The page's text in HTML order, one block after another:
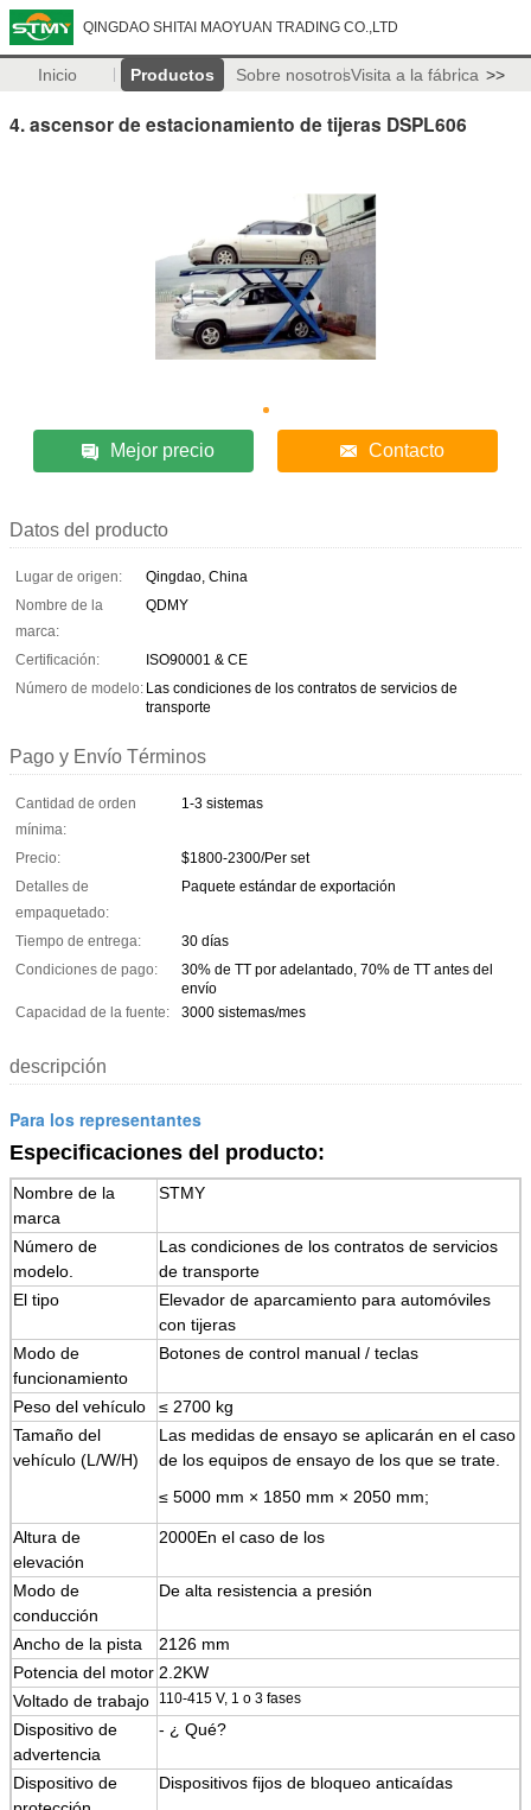
QINGDAO SHITAI MAOYUAN TRADING CO.,LTD
Inicio Productos Sobre nosotrosVisita a la fábrica >>
4. ascensor de estacionamiento de tijeras DSPL606
Mejor precio Contacto
Datos del producto
Lugar de origen:
Qingdao, China
Nombre de la
marca:
QDMY
Certificación:
ISO90001 & CE
Número de modelo: Las condiciones de los contratos de servicios de
transporte
Pago y Envío Términos
Cantidad de orden
mínima:
1-3 sistemas
Precio:
$1800-2300/Per set
Detalles de
empaquetado:
Paquete estándar de exportación
Tiempo de entrega:
30 días
Condiciones de pago:
30% de TT por adelantado, 70% de TT antes del
envío
Capacidad de la fuente:
3000 sistemas/mes
descripción
Para los representantes
Especificaciones del producto:
Nombre de la
marca
STMY
Número de
modelo.
Las condiciones de los contratos de servicios
de transporte
El tipo
Elevador de aparcamiento para automóviles
con tijeras
Modo de
funcionamiento
Botones de control manual / teclas
Peso del vehículo
≤ 2700 kg
Tamaño del
vehículo (L/W/H)
Las medidas de ensayo se aplicarán en el caso
de los equipos de ensayo de los que se trate.
≤ 5000 mm × 1850 mm × 2050 mm;
Altura de
elevación
2000En el caso de los
Modo de
conducción
De alta resistencia a presión
Ancho de la pista
2126 mm
Potencia del motor 2.2KW
Voltado de trabajo
110-415 V, 1 o 3 fases
Dispositivo de
advertencia
- ¿ Qué?
Dispositivo de
Dispositivos fijos de bloqueo anticaídas